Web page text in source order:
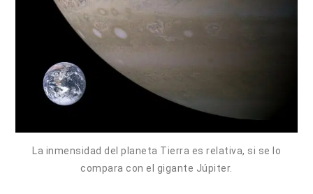
La inmensidad del planeta Tierra es relativa, si se lo
compara con el gigante Júpiter.